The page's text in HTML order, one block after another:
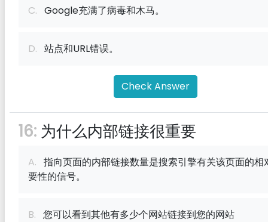
C. Google充满了病毒和木马。
D. 站点和URL错误。
Check Answer
16: 为什么内部链接很重要
A. 指向页面的内部链接数量是搜索引擎有关该页面的相
要性的信号。
B. 您可以看到其他有多少个网站链接到您的网站